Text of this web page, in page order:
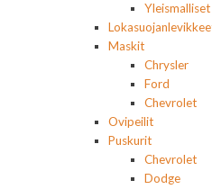
Yleismalliset
Maskit
Chrysler
Ford
Chevrolet
Ovipeilit
Puskurit
Chevrolet
Dodge